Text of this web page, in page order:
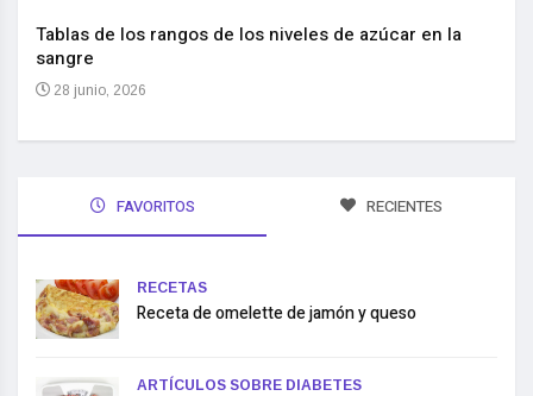
Tablas de los rangos de los niveles de azúcar en la
sangre
28 junio, 2026
FAVORITOS RECIENTES
RECETAS
Receta de omelette de jamón y queso
ARTÍCULOS SOBRE DIABETES